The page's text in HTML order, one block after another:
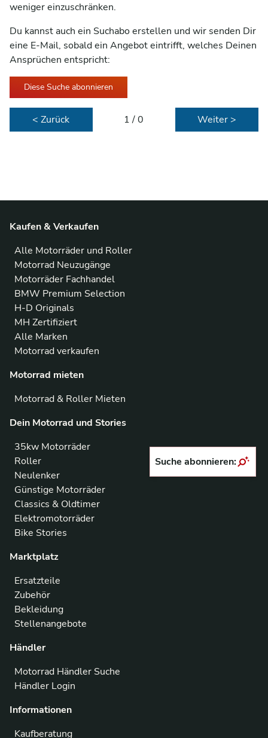
weniger einzuschränken.
Du kannst auch ein Suchabo erstellen und wir senden Dir
eine E-Mail, sobald ein Angebot eintrifft, welches Deinen
Ansprüchen entspricht:
Diese Suche abonnieren
< Zurück 1 / 0 Weiter >
Kaufen & Verkaufen
Alle Motorräder und Roller
Motorrad Neuzugänge
Motorräder Fachhandel
BMW Premium Selection
H-D Originals
MH Zertifiziert
Alle Marken
Motorrad verkaufen
Motorrad mieten
Motorrad & Roller Mieten
Dein Motorrad und Stories
35kw Motorräder
Roller
Neulenker
Günstige Motorräder
Classics & Oldtimer
Elektromotorräder
Bike Stories
Marktplatz
Ersatzteile
Zubehör
Bekleidung
Stellenangebote
Händler
Motorrad Händler Suche
Händler Login
Informationen
Kaufberatung
Suche abonnieren: